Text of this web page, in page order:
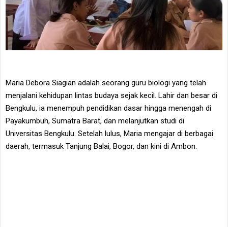
Maria Debora Siagian adalah seorang guru biologi yang telah
menjalani kehidupan lintas budaya sejak kecil. Lahir dan besar di
Bengkulu, ia menempuh pendidikan dasar hingga menengah di
Payakumbuh, Sumatra Barat, dan melanjutkan studi di
Universitas Bengkulu. Setelah lulus, Maria mengajar di berbagai
daerah, termasuk Tanjung Balai, Bogor, dan kini di Ambon.